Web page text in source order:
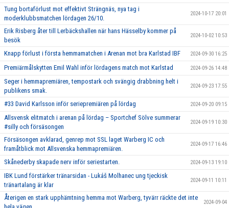
Tung bortaförlust mot effektivt Strängnäs, nya tag i
moderklubbsmatchen lördagen 26/10.
2024-10-17 20:01
Erik Risberg åter till Lerbäckshallen när hans Hässelby kommer på
besök
2024-10-02 10:53
Knapp förlust i första hemmamatchen i Arenan mot bra Karlstad IBF 2024-09-30 16:25
Premiärmålskytten Emil Wahl inför lördagens match mot Karlstad 2024-09-26 14:48
Seger i hemmapremiären, tempostark och svängig drabbning helt i
publikens smak.
2024-09-23 17:55
#33 David Karlsson inför seriepremiären på lördag 2024-09-20 09:15
Allsvensk elitmatch i arenan på lördag – Sportchef Sölve summerar
#silly och försäsongen
2024-09-19 10:30
Försäsongen avklarad, genrep mot SSL laget Warberg IC och
framåtblick mot Allsvenska hemmapremiären.
2024-09-17 16:46
Skånederby skapade nerv inför seriestarten. 2024-09-13 19:10
IBK Lund förstärker tränarsidan - Lukáš Molhanec ung tjeckisk
tränartalang är klar
2024-09-11 10:11
Återigen en stark upphämtning hemma mot Warberg, tyvärr räckte det inte
2024-09-04